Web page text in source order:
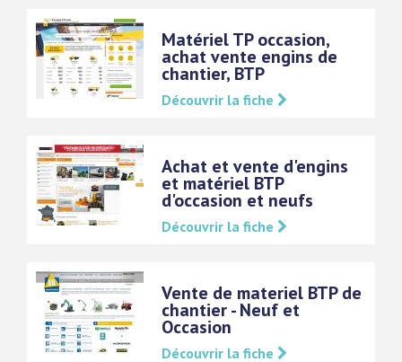
Matériel TP occasion,
achat vente engins de
chantier, BTP
Découvrir la fiche
Achat et vente d'engins
et matériel BTP
d'occasion et neufs
Découvrir la fiche
Vente de materiel BTP de
chantier - Neuf et
Occasion
Découvrir la fiche